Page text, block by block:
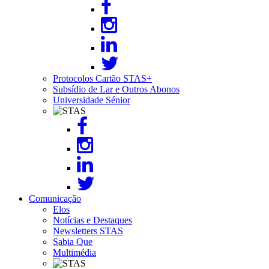
Protocolos Cartão STAS+
Subsídio de Lar e Outros Abonos
Universidade Sénior
Image
Comunicação
Elos
Notícias e Destaques
Newsletters STAS
Sabia Que
Multimédia
Image